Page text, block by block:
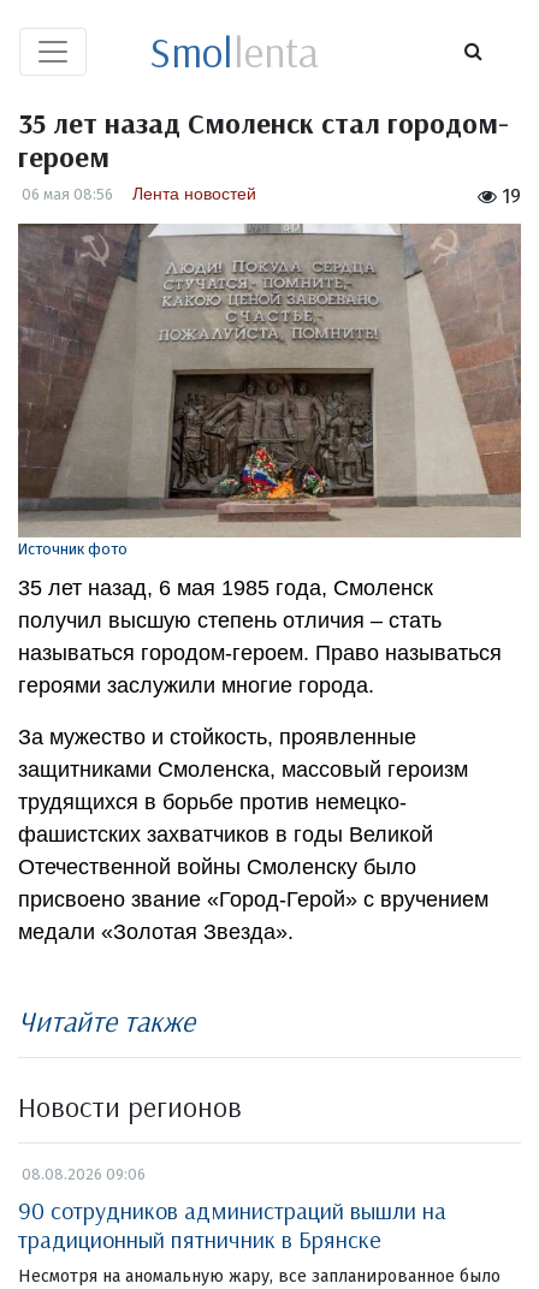
Smollenta
35 лет назад Смоленск стал городом-
героем
19
06 мая 08:56 Лента новостей
Источник фото
35 лет назад, 6 мая 1985 года, Смоленск
получил высшую степень отличия – стать
называться городом-героем. Право называться
героями заслужили многие города.
За мужество и стойкость, проявленные
защитниками Смоленска, массовый героизм
трудящихся в борьбе против немецко-
фашистских захватчиков в годы Великой
Отечественной войны Смоленску было
присвоено звание «Город-Герой» с вручением
медали «Золотая Звезда».
Читайте также
Новости регионов
08.08.2026 09:06
90 сотрудников администраций вышли на
традиционный пятничник в Брянске
Несмотря на аномальную жару, все запланированное было